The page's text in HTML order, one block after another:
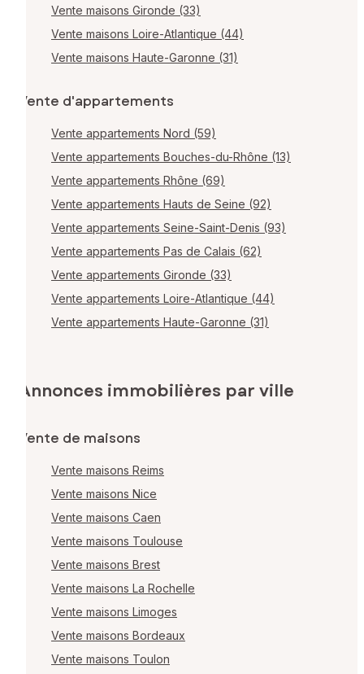
Vente maisons Gironde (33)
Vente maisons Loire-Atlantique (44)
Vente maisons Haute-Garonne (31)
Vente d'appartements
Vente appartements Nord (59)
Vente appartements Bouches-du-Rhône (13)
Vente appartements Rhône (69)
Vente appartements Hauts de Seine (92)
Vente appartements Seine-Saint-Denis (93)
Vente appartements Pas de Calais (62)
Vente appartements Gironde (33)
Vente appartements Loire-Atlantique (44)
Vente appartements Haute-Garonne (31)
Annonces immobilières par ville
Vente de maisons
Vente maisons Reims
Vente maisons Nice
Vente maisons Caen
Vente maisons Toulouse
Vente maisons Brest
Vente maisons La Rochelle
Vente maisons Limoges
Vente maisons Bordeaux
Vente maisons Toulon